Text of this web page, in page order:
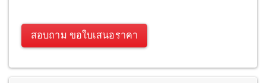
สอบถาม ขอใบเสนอราคา